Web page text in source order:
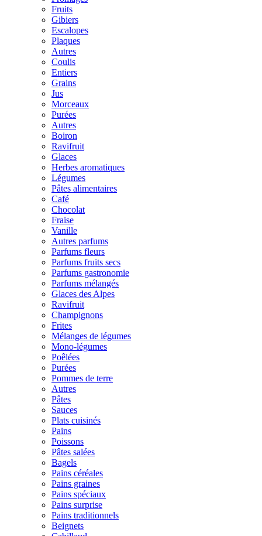
Fruits
Gibiers
Escalopes
Plaques
Autres
Coulis
Entiers
Grains
Jus
Morceaux
Purées
Autres
Boiron
Ravifruit
Glaces
Herbes aromatiques
Légumes
Pâtes alimentaires
Café
Chocolat
Fraise
Vanille
Autres parfums
Parfums fleurs
Parfums fruits secs
Parfums gastronomie
Parfums mélangés
Glaces des Alpes
Ravifruit
Champignons
Frites
Mélanges de légumes
Mono-légumes
Poêlées
Purées
Pommes de terre
Autres
Pâtes
Sauces
Plats cuisinés
Pains
Poissons
Pâtes salées
Bagels
Pains céréales
Pains graines
Pains spéciaux
Pains surprise
Pains traditionnels
Beignets